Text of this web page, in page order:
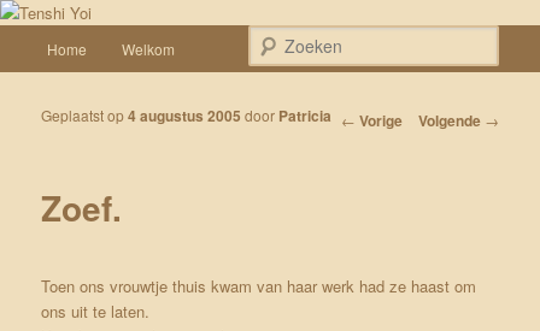
Spring naar de primaire inhoud
Tenshi Yoi
Een weblog over onze Shiba’s (Keiko, Rontu, Miyuki, Tatsu en Yumi)
Home Welkom
Bericht navigatie
← Vorige Volgende →
Zoef.
Geplaatst op4 augustus 2005 door Patricia
Toen ons vrouwtje thuis kwam van haar werk had ze haast om
ons uit te laten.